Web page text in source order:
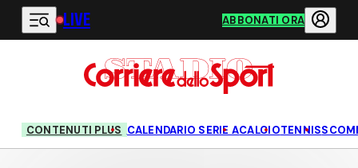
Vai al contenuto principale
LIVE ABBONATI ORA
CONTENUTI PLUS CALENDARIO SERIE ACALCIOTENNIS